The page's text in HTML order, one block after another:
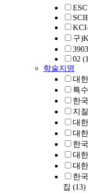
KCI
구
3903
02
학술지명
대
특
한
지
대
대
한
대
대
한
집 (13)